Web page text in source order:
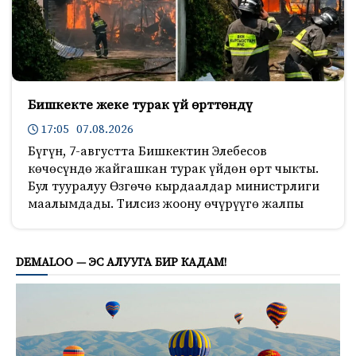
Бишкекте жеке турак үй өрттөндү
17:05 07.08.2026
Бүгүн, 7-августта Бишкектин Элебесов
көчөсүндө жайгашкан турак үйдөн өрт чыкты.
Бул тууралуу Өзгөчө кырдаалдар министрлиги
маалымдады. Тилсиз жоону өчүрүүгө жалпы
DEMALOO — ЭС АЛУУГА БИР КАДАМ!